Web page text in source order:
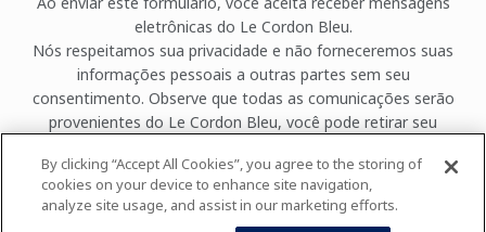
eletrônicas do Le Cordon Bleu.
Nós respeitamos sua privacidade e não forneceremos suas
informações pessoais a outras partes sem seu
consentimento. Observe que todas as comunicações serão
provenientes do Le Cordon Bleu, você pode retirar seu
qualquer momento, clicando no link "cancelar inscrição" na
parte inferior de um e-mail ou contatando-nos diretamente.
By clicking “Accept All Cookies”, you agree to the storing of
cookies on your device to enhance site navigation,
analyze site usage, and assist in our marketing efforts.